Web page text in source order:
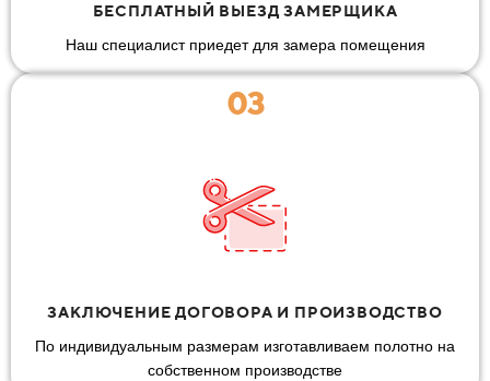
БЕСПЛАТНЫЙ ВЫЕЗД ЗАМЕРЩИКА
Наш специалист приедет для замера помещения
03
ЗАКЛЮЧЕНИЕ ДОГОВОРА И ПРОИЗВОДСТВО
По индивидуальным размерам изготавливаем полотно на
собственном производстве